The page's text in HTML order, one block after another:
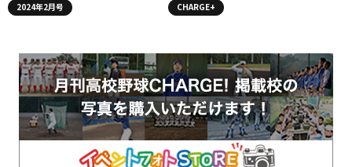
2024年2月号 CHARGE+